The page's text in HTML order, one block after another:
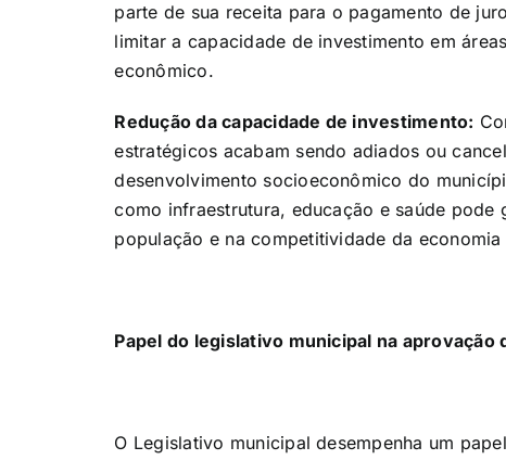
parte de sua receita para o pagamento de
limitar a capacidade de investimento em
econômico.
Redução da capacidade de investimento:
estratégicos acabam sendo adiados ou
desenvolvimento socioeconômico do
como infraestrutura, educação e saúde
população e na competitividade da economia
Papel do legislativo municipal na aprovação
O Legislativo municipal desempenha um